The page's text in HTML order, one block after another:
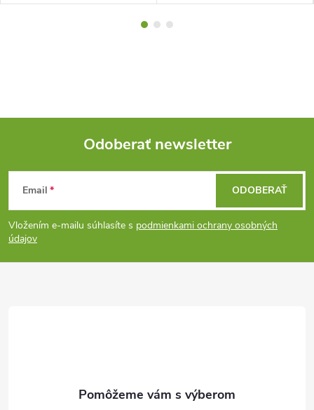
Z
á
p
Odoberať newsletter
Email
Vložením e-mailu súhlasíte s podmienkami ochrany osobných
údajov
ODOBERAŤ